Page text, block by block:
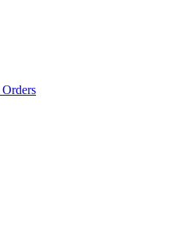
Orders